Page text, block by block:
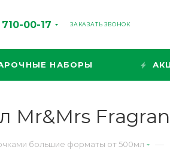
00-17 ЗАКАЗАТЬ ЗВОНОК
НАБОРЫ
Mr&Mrs
большие форматы от 500мл —